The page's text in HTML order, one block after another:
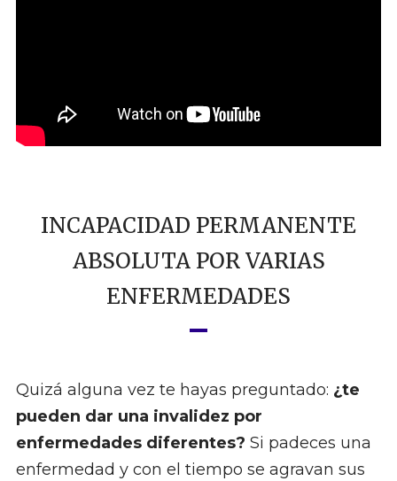
INCAPACIDAD PERMANENTE
ABSOLUTA POR VARIAS
ENFERMEDADES
Quizá alguna vez te hayas preguntado: ¿te
pueden dar una invalidez por
enfermedades diferentes? Si padeces una
enfermedad y con el tiempo se agravan sus